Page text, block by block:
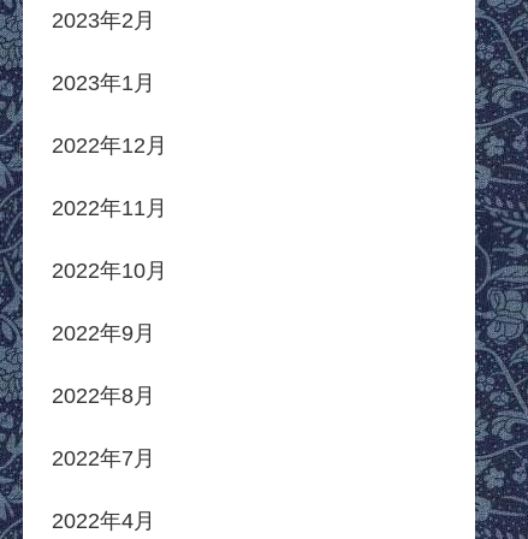
2023年2月
2023年1月
2022年12月
2022年11月
2022年10月
2022年9月
2022年8月
2022年7月
2022年4月